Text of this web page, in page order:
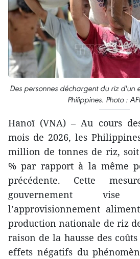
Des personnes déchargent du riz d'un
Philippines. Photo :
Hanoï (VNA) – Au cours
mois de 2026, les
million de tonnes de riz, soit
% par rapport à la même
précédente. Cette
gouvernement
l’approvisionnement
production nationale de riz
raison de la hausse des
effets négatifs du